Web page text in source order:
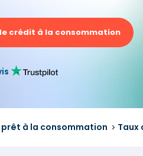
crédit à la consommation
à la consommation Taux